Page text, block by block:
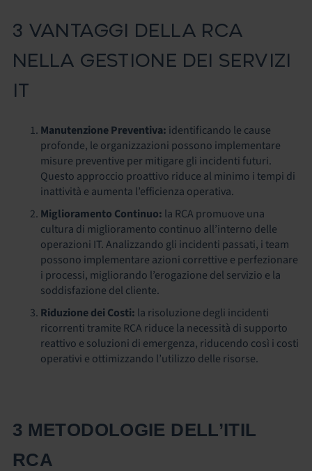
3 VANTAGGI DELLA RCA
NELLA GESTIONE DEI SERVIZI
IT
Manutenzione Preventiva: identificando le cause
profonde, le organizzazioni possono implementare
misure preventive per mitigare gli incidenti futuri.
Questo approccio proattivo riduce al minimo i tempi di
inattività e aumenta l’efficienza operativa.
Miglioramento Continuo: la RCA promuove una
cultura di miglioramento continuo all’interno delle
operazioni IT. Analizzando gli incidenti passati, i team
possono implementare azioni correttive e perfezionare
i processi, migliorando l’erogazione del servizio e la
soddisfazione del cliente.
Riduzione dei Costi: la risoluzione degli incidenti
ricorrenti tramite RCA riduce la necessità di supporto
reattivo e soluzioni di emergenza, riducendo così i costi
operativi e ottimizzando l’utilizzo delle risorse.
3 METODOLOGIE DELL’ITIL
RCA